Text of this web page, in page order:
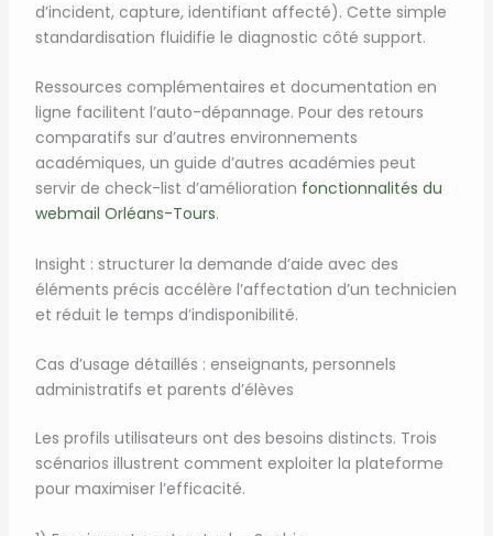
d’incident, capture, identifiant affecté). Cette simple
standardisation fluidifie le diagnostic côté support.
Ressources complémentaires et documentation en
ligne facilitent l’auto-dépannage. Pour des retours
comparatifs sur d’autres environnements
académiques, un guide d’autres académies peut
servir de check-list d’amélioration fonctionnalités du
webmail Orléans-Tours.
Insight : structurer la demande d’aide avec des
éléments précis accélère l’affectation d’un technicien
et réduit le temps d’indisponibilité.
Cas d’usage détaillés : enseignants, personnels
administratifs et parents d’élèves
Les profils utilisateurs ont des besoins distincts. Trois
scénarios illustrent comment exploiter la plateforme
pour maximiser l’efficacité.